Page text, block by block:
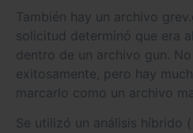
También hay un archivo
solicitud determinó que era
dentro de un archivo gun.
exitosamente, pero hay
marcarlo como un archivo
Se utilizó un análisis híbrido (